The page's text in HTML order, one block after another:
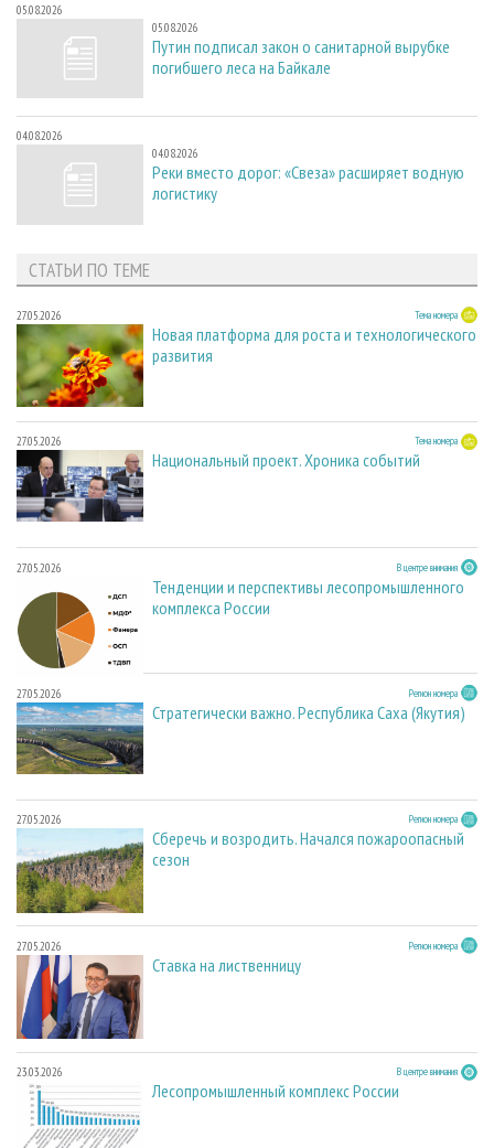
05.08.2026
05.08.2026
Путин подписал закон о санитарной вырубке
погибшего леса на Байкале
04.08.2026
04.08.2026
Реки вместо дорог: «Свеза» расширяет водную
логистику
СТАТЬИ ПО ТЕМЕ
27.05.2026 Тема номера
Новая платформа для роста и технологического
развития
27.05.2026 Тема номера
Национальный проект. Хроника событий
27.05.2026 В центре внимания
Тенденции и перспективы лесопромышленного
комплекса России
27.05.2026 Регион номера
Стратегически важно. Республика Саха (Якутия)
27.05.2026 Регион номера
Сберечь и возродить. Начался пожароопасный
сезон
27.05.2026 Регион номера
Ставка на лиственницу
23.03.2026 В центре внимания
Лесопромышленный комплекс России